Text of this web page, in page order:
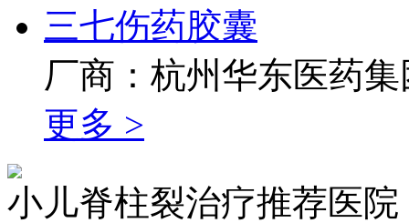
三七伤药胶囊
厂商：杭州华东医药
更多 >
小儿脊柱裂治疗推荐医院